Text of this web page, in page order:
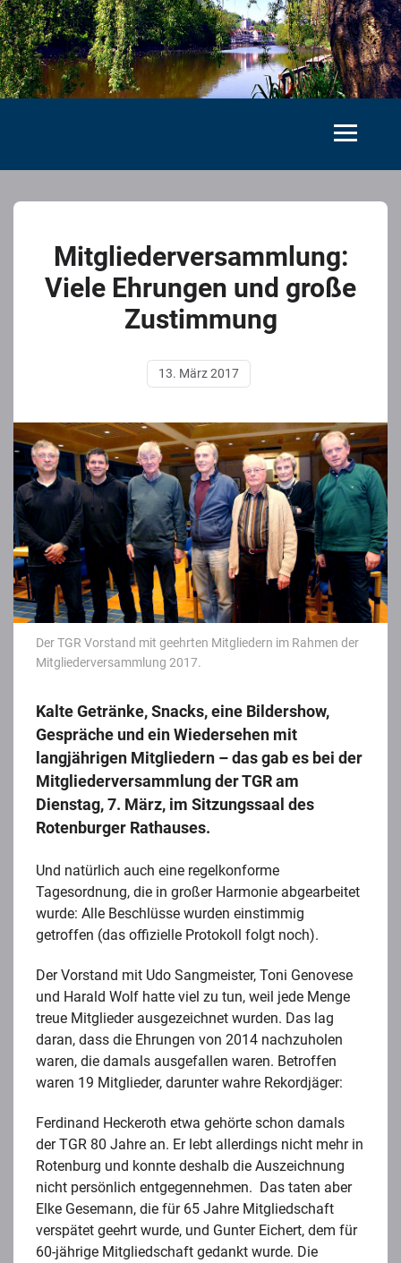
Mitgliederversammlung:
Viele Ehrungen und große
Zustimmung
13. März 2017
Der TGR Vorstand mit geehrten Mitgliedern im Rahmen der
Mitgliederversammlung 2017.
Kalte Getränke, Snacks, eine Bildershow,
Gespräche und ein Wiedersehen mit
langjährigen Mitgliedern – das gab es bei der
Mitgliederversammlung der TGR am
Dienstag, 7. März, im Sitzungssaal des
Rotenburger Rathauses.
Und natürlich auch eine regelkonforme
Tagesordnung, die in großer Harmonie abgearbeitet
wurde: Alle Beschlüsse wurden einstimmig
getroffen (das offizielle Protokoll folgt noch).
Der Vorstand mit Udo Sangmeister, Toni Genovese
und Harald Wolf hatte viel zu tun, weil jede Menge
treue Mitglieder ausgezeichnet wurden. Das lag
daran, dass die Ehrungen von 2014 nachzuholen
waren, die damals ausgefallen waren. Betroffen
waren 19 Mitglieder, darunter wahre Rekordjäger:
Ferdinand Heckeroth etwa gehörte schon damals
der TGR 80 Jahre an. Er lebt allerdings nicht mehr in
Rotenburg und konnte deshalb die Auszeichnung
nicht persönlich entgegennehmen. Das taten aber
Elke Gesemann, die für 65 Jahre Mitgliedschaft
verspätet geehrt wurde, und Gunter Eichert, dem für
60-jährige Mitgliedschaft gedankt wurde. Die